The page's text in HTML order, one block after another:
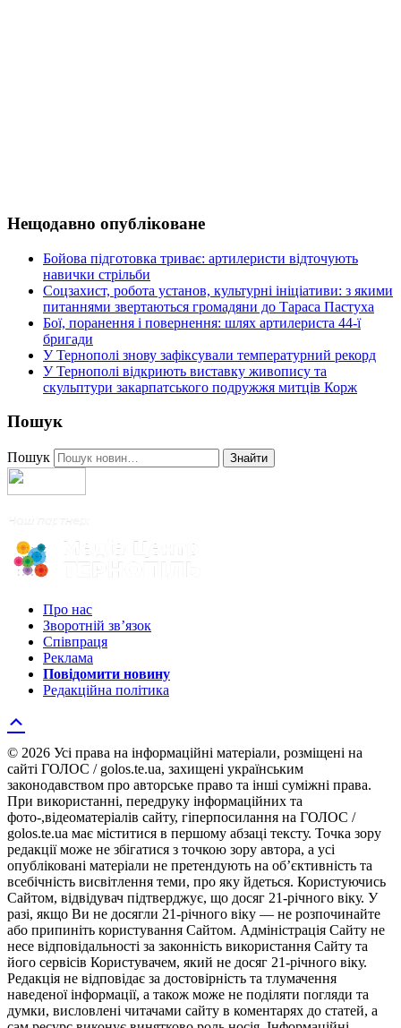
Нещодавно опубліковане
Бойова підготовка триває: артилеристи відточують
навички стрільби
Соцзахист, робота установ, культурні ініціативи: з якими
питаннями звертаються громадяни до Тараса Пастуха
Бої, поранення і повернення: шлях артилериста 44-ї
бригади
У Тернополі знову зафіксували температурний рекорд
У Тернополі відкриють виставку живопису та
скульптури закарпатського подружжя митців Корж
Пошук
Пошук Знайти
Про нас
Зворотній зв’язок
Співпраця
Реклама
Повідомити новину
Редакційна політика
© 2026 Усі права на інформаційні матеріали, розміщені на
сайті ГОЛОС / golos.te.ua, захищені українським
законодавством про авторське право та інші суміжні права.
При використанні, передруку інформаційних та
фото-,відеоматеріалів сайту, гіперпосилання на ГОЛОС /
golos.te.ua має міститися в першому абзаці тексту. Точка зору
редакції може не збігатися з точкою зору автора, а усі
опубліковані матеріали не претендують на об’єктивність та
всебічність висвітлення теми, про яку йдеться. Користуючись
Сайтом, відвідувач підтверджує, що досяг 21-річного віку. У
разі, якщо Ви не досягли 21-річного віку — не розпочинайте
або припиніть користування Сайтом. Адміністрація Сайту не
несе відповідальності за законність використання Сайту та
його сервісів Користувачем, який не досяг 21-річного віку.
Редакція не відповідає за достовірність та тлумачення
наведеної інформації, а також може не поділяти погляди та
думки, висловлені читачами сайту в коментарях до статей, а